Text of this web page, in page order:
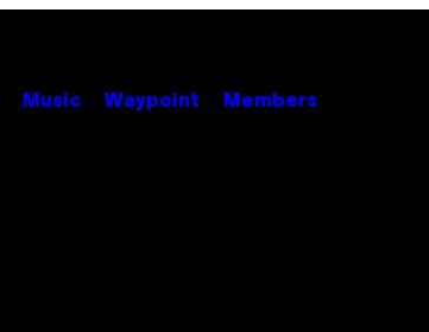
Music Waypoint Members